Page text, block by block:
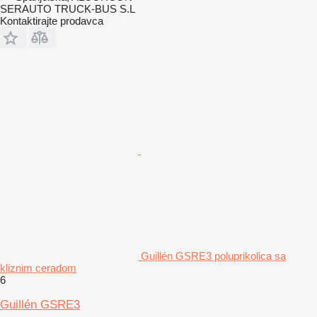
SERAUTO TRUCK-BUS S.L
Kontaktirajte prodavca
Guillén GSRE3 poluprikolica sa
kliznim ceradom
6
Guillén GSRE3